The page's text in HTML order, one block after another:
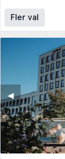
Fler val
◀︎